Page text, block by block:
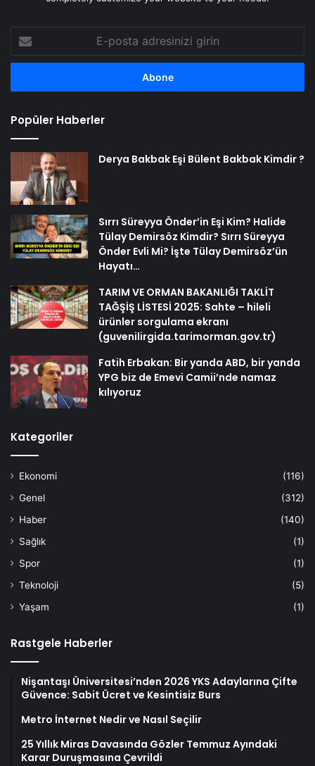
posta
adresinizi
Popüler Haberler
Derya Bakbak Eşi Bülent Bakbak Kimdir ?
Sırrı Süreyya Önder’in Eşi Kim? Halide
Tülay Demirsöz Kimdir? Sırrı Süreyya
Önder Evli Mi? İşte Tülay Demirsöz’ün
Hayatı…
TARIM VE ORMAN BAKANLIĞI TAKLİT
TAĞŞİŞ LİSTESİ 2025: Sahte – hileli
ürünler sorgulama ekranı
(guvenilirgida.tarimorman.gov.tr)
Fatih Erbakan: Bir yanda ABD, bir yanda
YPG biz de Emevi Camii’nde namaz
kılıyoruz
Kategoriler
Ekonomi
(116)
Genel
(312)
Haber
(140)
Sağlık
(1)
Spor
(1)
Teknoloji
(5)
Yaşam
(1)
Rastgele Haberler
Nişantaşı Üniversitesi’nden 2026 YKS Adaylarına Çifte
Güvence: Sabit Ücret ve Kesintisiz Burs
Metro İnternet Nedir ve Nasıl Seçilir
25 Yıllık Miras Davasında Gözler Temmuz Ayındaki
Karar Duruşmasına Çevrildi